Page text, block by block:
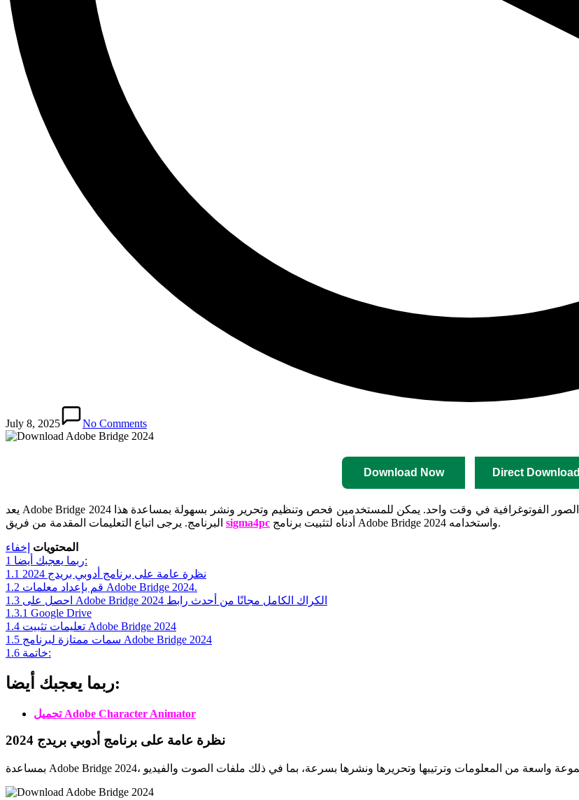
July 8, 2025 No Comments
Download Now Direct Download
يعد Adobe Bridge 2024 منظمًا ومديرًا متطورًا للصور سيكون مفيدًا عندما تحتاج إلى تصفح أو إدارة آلاف الصور الفوتوغرافية في وقت واحد. يمكن للمستخدمين فحص وتنظيم وتحرير ونشر بسهولة بمساعدة هذا
sigma4pc أدناه لتثبيت برنامج Adobe Bridge 2024 واستخدامه.
المحتويات إخفاء
1
ربما يعجبك أيضا:
1.1
نظرة عامة على برنامج أدوبي بريدج 2024
1.2
قم بإعداد معلمات Adobe Bridge 2024.
1.3
احصل على Adobe Bridge 2024 الكراك الكامل مجانًا من أحدث رابط
1.3.1 Google Drive
1.4
تعليمات تثبيت Adobe Bridge 2024
1.5
سمات ممتازة لبرنامج Adobe Bridge 2024
1.6
خاتمة:
ربما يعجبك أيضا:
تحميل Adobe Character Animator
نظرة عامة على برنامج أدوبي بريدج 2024